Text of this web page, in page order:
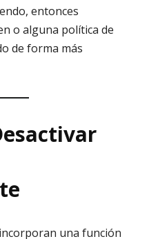
entonces
o alguna política de
de forma más
una función